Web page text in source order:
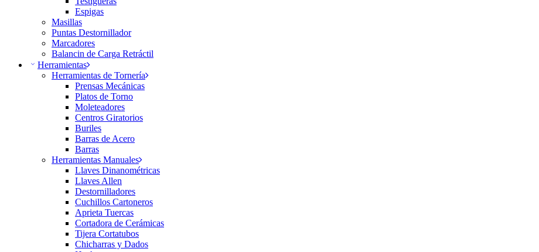
Espigas
Masillas
Puntas Destornillador
Marcadores
Balancin de Carga Retráctil
Herramientas
Herramientas de Tornería
Prensas Mecánicas
Platos de Torno
Moleteadores
Centros Giratorios
Buriles
Barras de Acero
Barras
Herramientas Manuales
Llaves Dinanométricas
Llaves Allen
Destornilladores
Cuchillos Cartoneros
Aprieta Tuercas
Cortadora de Cerámicas
Tijera Cortatubos
Chicharras y Dados